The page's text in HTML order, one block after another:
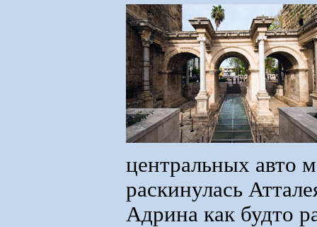
центральных авто
раскинулась
Адрина как будто